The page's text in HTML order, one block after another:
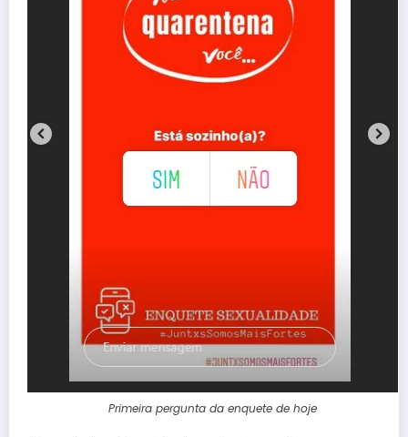
Primeira pergunta da enquete de hoje